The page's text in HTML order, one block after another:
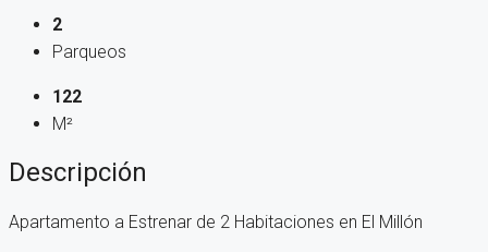
2
Parqueos
122
M²
Descripción
Apartamento a Estrenar de 2 Habitaciones en El Millón